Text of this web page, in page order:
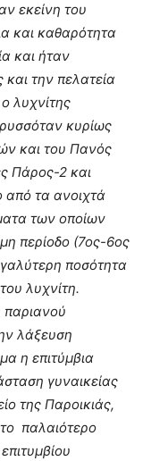
εκείνη του
και καθαρότητα
και ήταν
την πελατεία
λυχνίτης
κυρίως
και του Πανός
Πάρος-2 και
τα ανοιχτά
των οποίων
περίοδο (7ος-6ος
ποσότητα
λυχνίτη.
λάξευση
η επιτύμβια
γυναικείας
της Παροικιάς,
παλαιότερο